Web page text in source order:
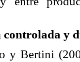
y
y Bertini